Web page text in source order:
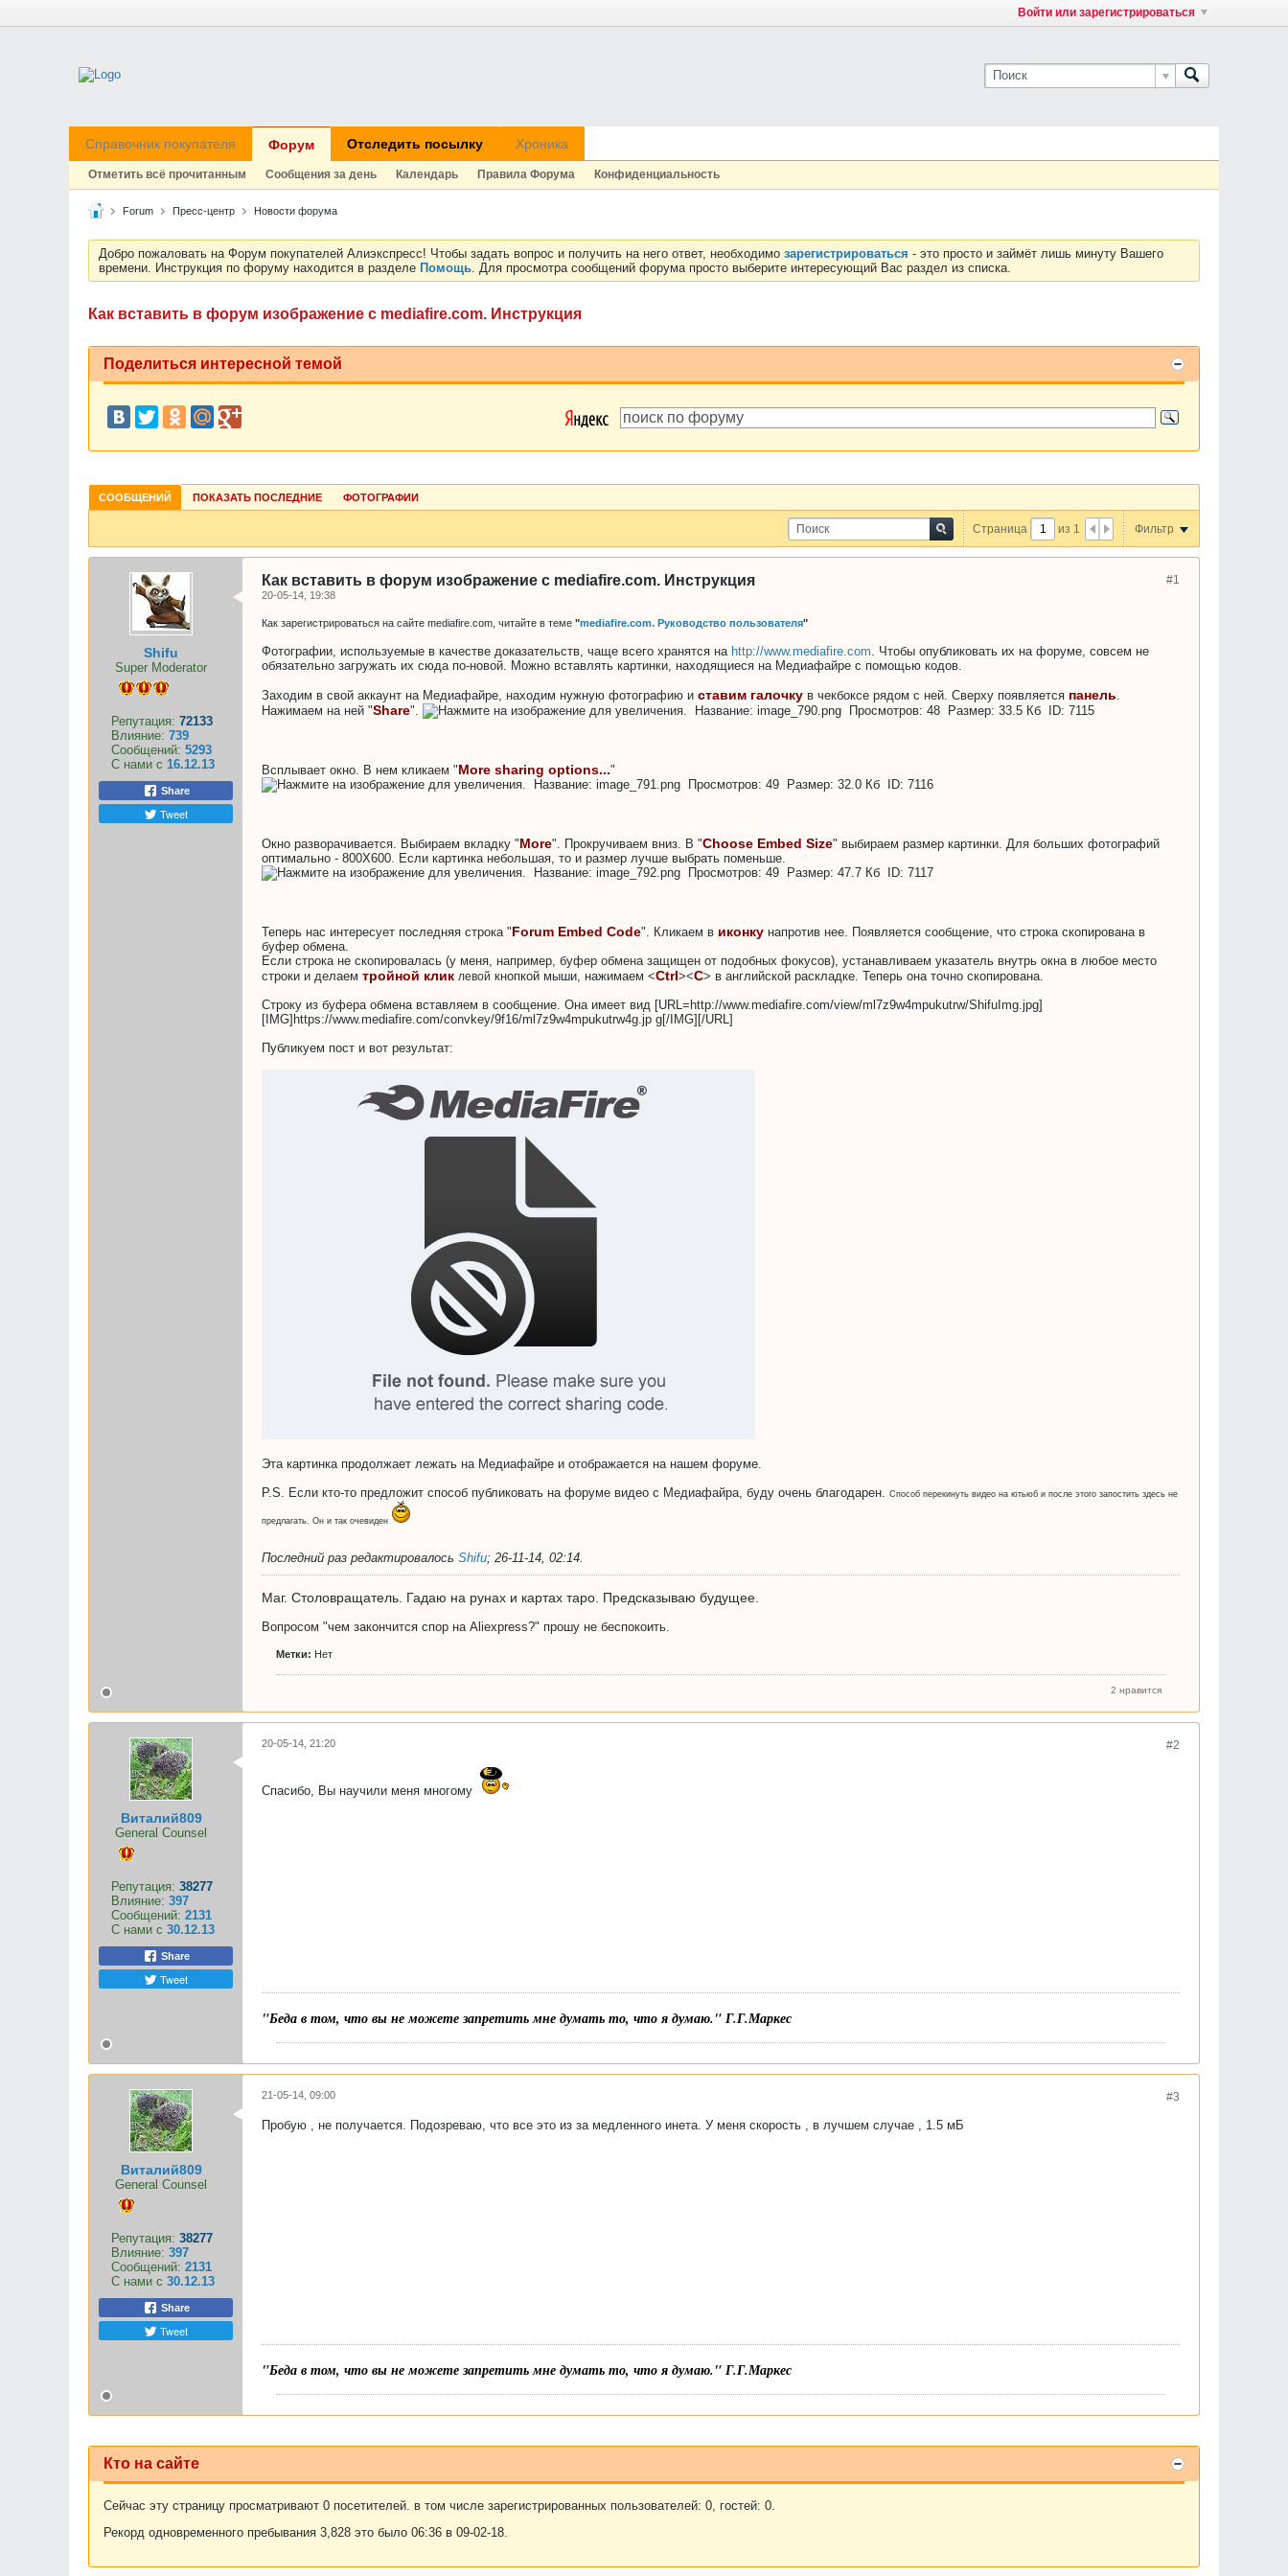
Войти или зарегистрироваться
Справочник покупателя Форум Отследить посылку Хроника
Отметить всё прочитанным Сообщения за день Календарь Правила Форума Конфиденциальность
Forum Пресс-центр Новости форума
Добро пожаловать на Форум покупателей Алиэкспресс! Чтобы задать вопрос и получить на него ответ, необходимо зарегистрироваться - это просто и займёт лишь минуту Вашего
времени. Инструкция по форуму находится в разделе Помощь. Для просмотра сообщений форума просто выберите интересующий Вас раздел из списка.
Как вставить в форум изображение с mediafire.com. Инструкция
Поделиться интересной темой
СООБЩЕНИЙ ПОКАЗАТЬ ПОСЛЕДНИЕ ФОТОГРАФИИ
Страница из 1 Фильтр
Shifu
Super Moderator
Репутация: 72133
Влияние: 739
Сообщений: 5293
С нами с 16.12.13
Share
Tweet
#1
Как вставить в форум изображение с mediafire.com. Инструкция
20-05-14, 19:38
Как зарегистрироваться на сайте mediafire.com, читайте в теме "mediafire.com. Руководство пользователя"
Фотографии, используемые в качестве доказательств, чаще всего хранятся на http://www.mediafire.com. Чтобы опубликовать их на форуме, совсем не
обязательно загружать их сюда по-новой. Можно вставлять картинки, находящиеся на Медиафайре с помощью кодов.
Заходим в свой аккаунт на Медиафайре, находим нужную фотографию и ставим галочку в чекбоксе рядом с ней. Сверху появляется панель.
Нажимаем на ней "Share".
Всплывает окно. В нем кликаем "More sharing options..."
Окно разворачивается. Выбираем вкладку "More". Прокручиваем вниз. В "Choose Embed Size" выбираем размер картинки. Для больших фотографий
оптимально - 800Х600. Если картинка небольшая, то и размер лучше выбрать поменьше.
Теперь нас интересует последняя строка "Forum Embed Code". Кликаем в иконку напротив нее. Появляется сообщение, что строка скопирована в
буфер обмена.
Если строка не скопировалась (у меня, например, буфер обмена защищен от подобных фокусов), устанавливаем указатель внутрь окна в любое место
строки и делаем тройной клик левой кнопкой мыши, нажимаем <Ctrl><C> в английской раскладке. Теперь она точно скопирована.
Строку из буфера обмена вставляем в сообщение. Она имеет вид [URL=http://www.mediafire.com/view/ml7z9w4mpukutrw/ShifuImg.jpg]
[IMG]https://www.mediafire.com/convkey/9f16/ml7z9w4mpukutrw4g.jp g[/IMG][/URL]
Публикуем пост и вот результат:
Эта картинка продолжает лежать на Медиафайре и отображается на нашем форуме.
P.S. Если кто-то предложит способ публиковать на форуме видео с Медиафайра, буду очень благодарен. Способ перекинуть видео на ютьюб и после этого запостить здесь не
предлагать. Он и так очевиден
Последний раз редактировалось Shifu; 26-11-14, 02:14.
Маг. Столовращатель. Гадаю на рунах и картах таро. Предсказываю будущее.
Вопросом "чем закончится спор на Aliexpress?" прошу не беспокоить.
Метки: Нет
2 нравится
Виталий809
General Counsel
Репутация: 38277
Влияние: 397
Сообщений: 2131
С нами с 30.12.13
Share
Tweet
#2
20-05-14, 21:20
Спасибо, Вы научили меня многому
"Беда в том, что вы не можете запретить мне думать то, что я думаю." Г.Г.Маркес
Виталий809
General Counsel
Репутация: 38277
Влияние: 397
Сообщений: 2131
С нами с 30.12.13
Share
Tweet
#3
21-05-14, 09:00
Пробую , не получается. Подозреваю, что все это из за медленного инета. У меня скорость , в лучшем случае , 1.5 мБ
"Беда в том, что вы не можете запретить мне думать то, что я думаю." Г.Г.Маркес
Кто на сайте
Сейчас эту страницу просматривают 0 посетителей. в том числе зарегистрированных пользователей: 0, гостей: 0.
Рекорд одновременного пребывания 3,828 это было 06:36 в 09-02-18.